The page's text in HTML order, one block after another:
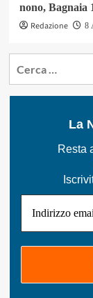
nono, Bagnaia
Redazione
8
La
Resta